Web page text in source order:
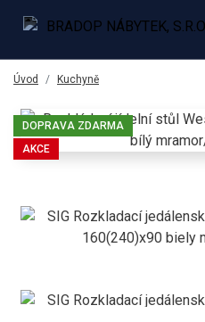
Úvod Kuchyně
DOPRAVA ZDARMA
AKCE